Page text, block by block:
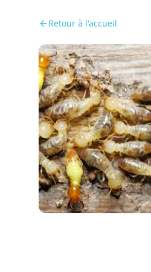
Retour à l'accueil